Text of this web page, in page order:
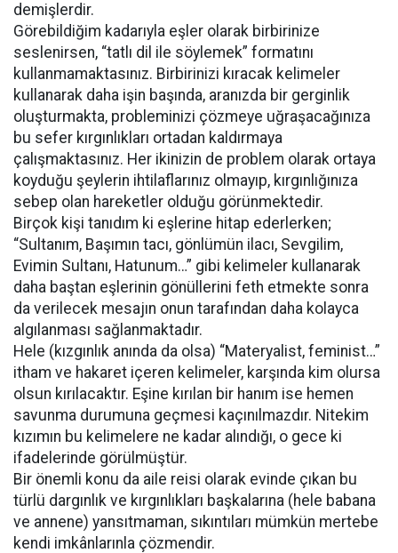
demişlerdir.
Görebildiğim kadarıyla eşler olarak birbirinize
seslenirsen, “tatlı dil ile söylemek” formatını
kullanmamaktasınız. Birbirinizi kıracak kelimeler
kullanarak daha işin başında, aranızda bir gerginlik
oluşturmakta, probleminizi çözmeye uğraşacağınıza
bu sefer kırgınlıkları ortadan kaldırmaya
çalışmaktasınız. Her ikinizin de problem olarak ortaya
koyduğu şeylerin ihtilaflarınız olmayıp, kırgınlığınıza
sebep olan hareketler olduğu görünmektedir.
Birçok kişi tanıdım ki eşlerine hitap ederlerken;
“Sultanım, Başımın tacı, gönlümün ilacı, Sevgilim,
Evimin Sultanı, Hatunum…” gibi kelimeler kullanarak
daha baştan eşlerinin gönüllerini feth etmekte sonra
da verilecek mesajın onun tarafından daha kolayca
algılanması sağlanmaktadır.
Hele (kızgınlık anında da olsa) “Materyalist, feminist…”
itham ve hakaret içeren kelimeler, karşında kim olursa
olsun kırılacaktır. Eşine kırılan bir hanım ise hemen
savunma durumuna geçmesi kaçınılmazdır. Nitekim
kızımın bu kelimelere ne kadar alındığı, o gece ki
ifadelerinde görülmüştür.
Bir önemli konu da aile reisi olarak evinde çıkan bu
türlü dargınlık ve kırgınlıkları başkalarına (hele babana
ve annene) yansıtmaman, sıkıntıları mümkün mertebe
kendi imkânlarınla çözmendir.